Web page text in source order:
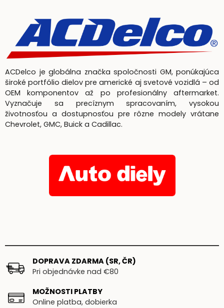
ACDelco je globálna značka spoločnosti GM, ponúkajúca
široké portfólio dielov pre americké aj svetové vozidlá – od
OEM komponentov až po profesionálny aftermarket.
Vyznačuje sa precíznym spracovaním, vysokou
životnosťou a dostupnosťou pre rôzne modely vrátane
Chevrolet, GMC, Buick a Cadillac.
DOPRAVA ZDARMA (SR, ČR)
Pri objednávke nad €80
MOŽNOSTI PLATBY
Online platba, dobierka